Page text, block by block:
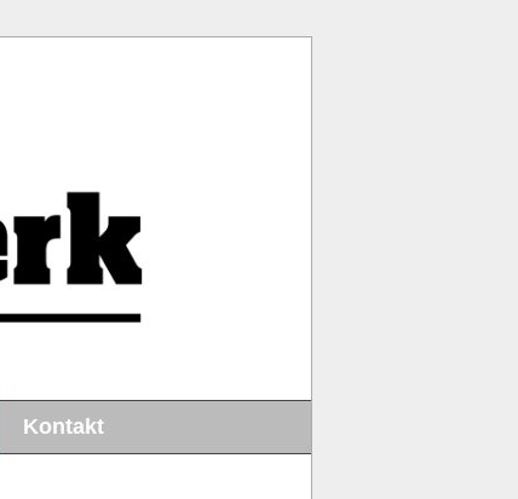
Kontakt